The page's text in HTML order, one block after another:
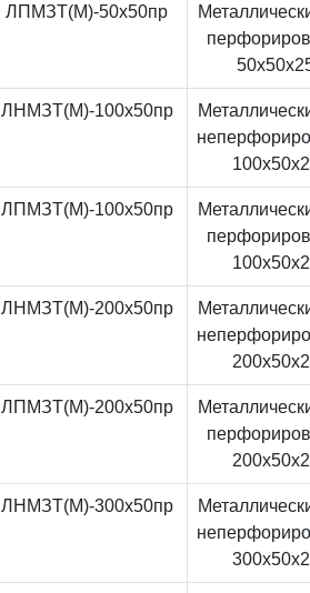
ЛПМЗТ(М)-50x50пр
ЛНМЗТ(М)-100x50пр
ЛПМЗТ(М)-100x50пр
ЛНМЗТ(М)-200x50пр
ЛПМЗТ(М)-200x50пр
ЛНМЗТ(М)-300x50пр